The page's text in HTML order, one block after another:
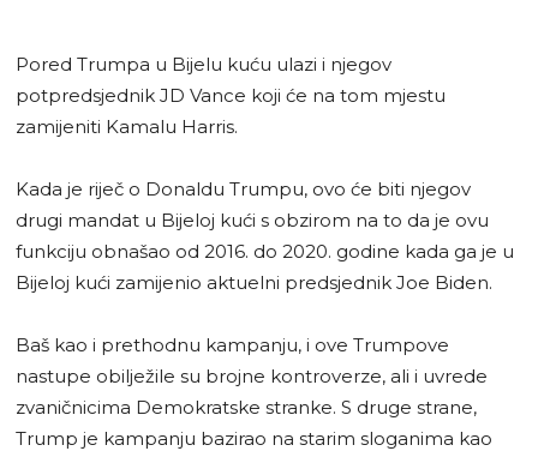
Pored Trumpa u Bijelu kuću ulazi i njegov
potpredsjednik JD Vance koji će na tom mjestu
zamijeniti Kamalu Harris.
Kada je riječ o Donaldu Trumpu, ovo će biti njegov
drugi mandat u Bijeloj kući s obzirom na to da je ovu
funkciju obnašao od 2016. do 2020. godine kada ga je u
Bijeloj kući zamijenio aktuelni predsjednik Joe Biden.
Baš kao i prethodnu kampanju, i ove Trumpove
nastupe obilježile su brojne kontroverze, ali i uvrede
zvaničnicima Demokratske stranke. S druge strane,
Trump je kampanju bazirao na starim sloganima kao